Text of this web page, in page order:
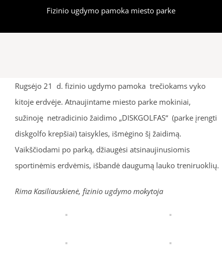
Fizinio ugdymo pamoka miesto parke
Rugsėjo 21 d. fizinio ugdymo pamoka trečiokams vyko
kitoje erdvėje. Atnaujintame miesto parke mokiniai,
sužinoję netradicinio žaidimo „DISKGOLFAS“ (parke įrengti
diskgolfo krepšiai) taisykles, išmėgino šį žaidimą.
Vaikščiodami po parką, džiaugėsi atsinaujinusiomis
sportinėmis erdvėmis, išbandė daugumą lauko treniruoklių.
Rima Kasiliauskienė, fizinio ugdymo mokytoja